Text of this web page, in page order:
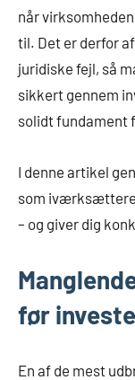
når
til. Det er derfor
juridiske fejl, så
sikkert gennem
solidt fundament
I denne artikel
som iværksættere
– og giver dig
før
En af de mest